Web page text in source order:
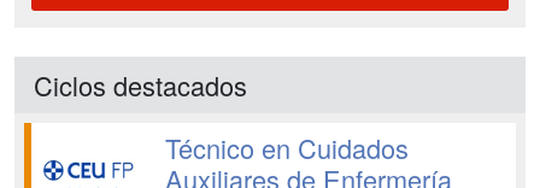
Ciclos destacados
Técnico en Cuidados
Auxiliares de Enfermería